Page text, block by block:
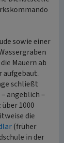
sowie einer
Mauern ab
aufgebaut.
schließt
angeblich –
1000
die
(früher
in der